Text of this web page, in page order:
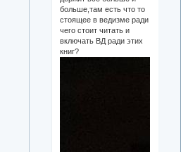
больше,там есть что то
стоящее в ведизме ради
чего стоит читать и
включать ВД ради этих
книг?